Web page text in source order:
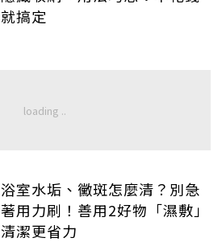
就搞定
浴室水垢、黴斑怎麼清？別急
著用力刷！善用2好物「濕敷」
清潔更省力